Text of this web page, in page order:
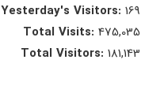
Yesterday's Visitors:169
Total Visits:475,035
Total Visitors:181,143